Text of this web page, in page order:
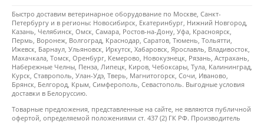
Быстро доставим ветеринарное оборудование по Москве, Санкт-
Петербургу и в регионы: Новосибирск, Екатеринбург, Нижний Новгород,
Казань, Челябинск, Омск, Самара, Ростов-на-Дону, Уфа, Красноярск,
Пермь, Воронеж, Волгоград, Краснодар, Саратов, Тюмень, Тольятти,
Ижевск, Барнаул, Ульяновск, Иркутск, Хабаровск, Ярославль, Владивосток,
Махачкала, Томск, Оренбург, Кемерово, Новокузнецк, Рязань, Астрахань,
Набережные Челны, Пенза, Липецк, Киров, Чебоксары, Тула, Калининград,
Курск, Ставрополь, Улан-Удэ, Тверь, Магнитогорск, Сочи, Иваново,
Брянск, Белгород, Крым, Симферополь, Севастополь. Выгодные условия
доставки в Белоруссию.
Товарные предложения, представленные на сайте, не являются публичной
офертой, определяемой положениями ст. 437 (2) ГК РФ. Производитель